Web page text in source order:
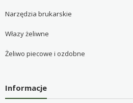
Narzędzia brukarskie
Włazy żeliwne
Żeliwo piecowe i ozdobne
Informacje